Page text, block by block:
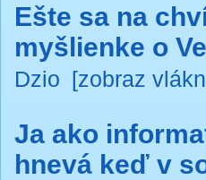
Ešte sa na
myšlienke o
Dzio [zobraz
Ja ako
hnevá keď v